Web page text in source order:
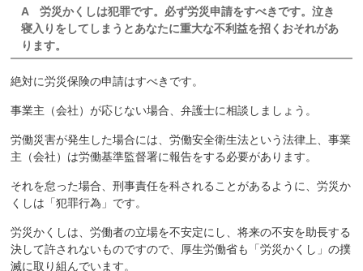
A
労災かくしは犯罪です。必ず労災申請をすべきです。泣き
寝入り をしてしまうとあなたに重大な不利益を招くおそれがあ
ります。
絶対に労災保険の申請はすべきです。
事業主（会社）が応じない場合、弁護士に相談しましょう。
労働災害が発生した場合には、労働安全衛生法という法律上、事業
主（会社）は労働基準監督署に報告をする必要があります。
それを怠った場合、刑事責任を科されることがあるように、労災か
くしは「犯罪行為」です。
労災かくしは、労働者の立場を不安定にし、将来の不安を助長する
決して許されないものですので、厚生労働省も「労災かくし」の撲
滅に取り組んでいます。